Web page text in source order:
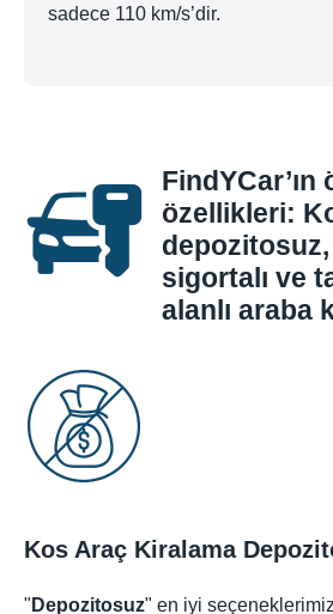
sadece 110 km/s’dir.
FindYCar’ın
özellikleri:
sigortalı ve
alanlı araba
Kos Araç Kiralama
" Depozitosuz" en iyi